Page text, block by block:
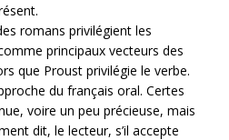
romans privilégient les
principaux vecteurs des
que Proust privilégie le verbe.
du français oral. Certes
voire un peu précieuse, mais
dit, le lecteur, s’il accepte